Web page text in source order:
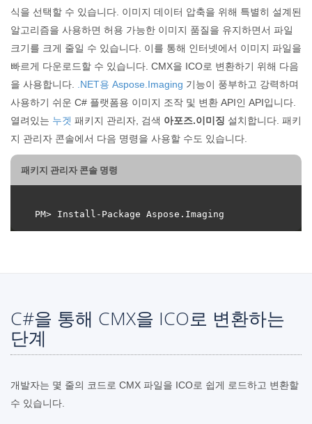
식을 선택할 수 있습니다. 이미지 데이터 압축을 위해 특별히 설계된
알고리즘을 사용하면 허용 가능한 이미지 품질을 유지하면서 파일
크기를 크게 줄일 수 있습니다. 이를 통해 인터넷에서 이미지 파일을
빠르게 다운로드할 수 있습니다. CMX을 ICO로 변환하기 위해 다음
을 사용합니다.
.NET용 Aspose.Imaging 기능이 풍부하고 강력하며
사용하기 쉬운 C# 플랫폼용 이미지 조작 및 변환 API인 API입니다.
열려있는 누겟 패키지 관리자, 검색 아포즈.이미징 설치합니다. 패키
지 관리자 콘솔에서 다음 명령을 사용할 수도 있습니다.
패키지 관리자 콘솔 명령
C#을 통해 CMX을 ICO로 변환하는
단계
개발자는 몇 줄의 코드로 CMX 파일을 ICO로 쉽게 로드하고 변환할
수 있습니다.